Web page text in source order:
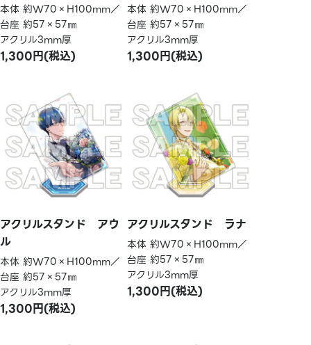
本体 約W70×H100mm／
台座 約57×57㎜
アクリル3mm厚
1,300円(税込)
本体 約W70×H100mm／
台座 約57×57㎜
アクリル3mm厚
1,300円(税込)
アクリルスタンド アウ
ル
本体 約W70×H100mm／
台座 約57×57㎜
アクリル3mm厚
1,300円(税込)
アクリルスタンド ラナ
本体 約W70×H100mm／
台座 約57×57㎜
アクリル3mm厚
1,300円(税込)